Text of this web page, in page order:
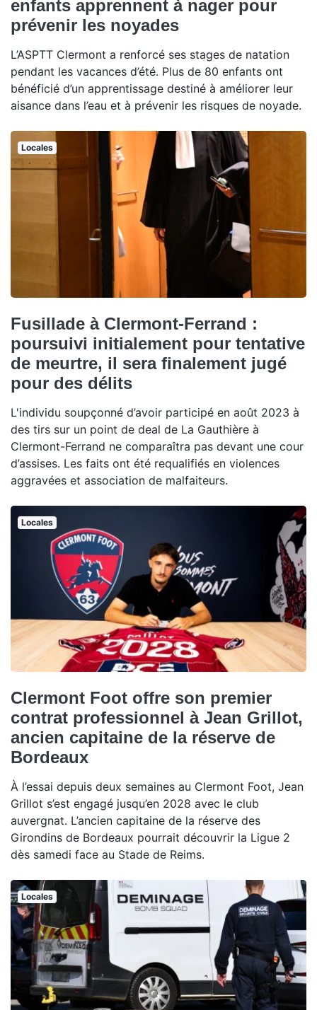
enfants apprennent à nager pour
prévenir les noyades
L’ASPTT Clermont a renforcé ses stages de natation
pendant les vacances d’été. Plus de 80 enfants ont
bénéficié d’un apprentissage destiné à améliorer leur
aisance dans l’eau et à prévenir les risques de noyade.
Locales
Fusillade à Clermont-Ferrand :
poursuivi initialement pour tentative
de meurtre, il sera finalement jugé
pour des délits
L'individu soupçonné d’avoir participé en août 2023 à
des tirs sur un point de deal de La Gauthière à
Clermont-Ferrand ne comparaîtra pas devant une cour
d’assises. Les faits ont été requalifiés en violences
aggravées et association de malfaiteurs.
Locales
Clermont Foot offre son premier
contrat professionnel à Jean Grillot,
ancien capitaine de la réserve de
Bordeaux
À l’essai depuis deux semaines au Clermont Foot, Jean
Grillot s’est engagé jusqu’en 2028 avec le club
auvergnat. L’ancien capitaine de la réserve des
Girondins de Bordeaux pourrait découvrir la Ligue 2
dès samedi face au Stade de Reims.
Locales